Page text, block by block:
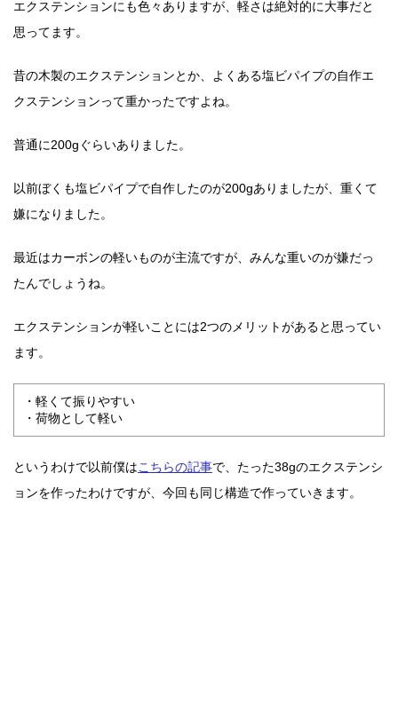
エクステンションにも色々ありますが、軽さは絶対的に大事だと
思ってます。
昔の木製のエクステンションとか、よくある塩ビパイプの自作エ
クステンションって重かったですよね。
普通に200gぐらいありました。
以前ぼくも塩ビパイプで自作したのが200gありましたが、重くて
嫌になりました。
最近はカーボンの軽いものが主流ですが、みんな重いのが嫌だっ
たんでしょうね。
エクステンションが軽いことには2つのメリットがあると思ってい
ます。
・軽くて振りやすい
・荷物として軽い
というわけで以前僕は こちらの記事で、たった38gのエクステンシ
ョンを作ったわけですが、今回も同じ構造で作っていきます。